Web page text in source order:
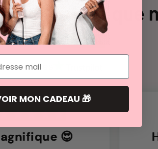
mieux que
4.5/ 5
😍
MON CADEAU 🎁